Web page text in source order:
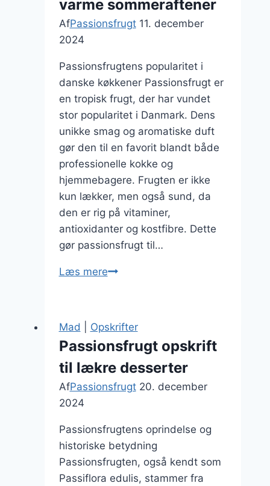
varme sommeraftener
AfPassionsfrugt 11. december
2024
Passionsfrugtens popularitet i
danske køkkener Passionsfrugt er
en tropisk frugt, der har vundet
stor popularitet i Danmark. Dens
unikke smag og aromatiske duft
gør den til en favorit blandt både
professionelle kokke og
hjemmebagere. Frugten er ikke
kun lækker, men også sund, da
den er rig på vitaminer,
antioxidanter og kostfibre. Dette
gør passionsfrugt til…
Læs merePassionsfrugt
perfekt
varme
sommeraftener
Mad Opskrifter
Passionsfrugt opskrift
til lækre desserter
AfPassionsfrugt 20. december
2024
Passionsfrugtens oprindelse og
historiske betydning
Passionsfrugten, også kendt som
Passiflora edulis, stammer fra